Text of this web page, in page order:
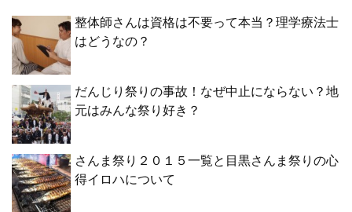
整体師さんは資格は不要って本当？理学療法士
はどうなの？
だんじり祭りの事故！なぜ中止にならない？地
元はみんな祭り好き？
さんま祭り２０１５一覧と目黒さんま祭りの心
得イロハについて